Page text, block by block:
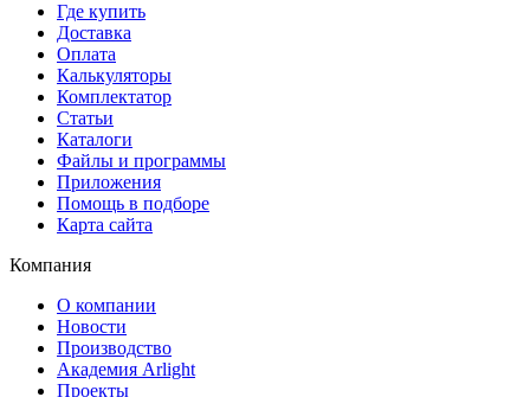
Где купить
Доставка
Оплата
Калькуляторы
Комплектатор
Статьи
Каталоги
Файлы и программы
Приложения
Помощь в подборе
Карта сайта
Компания
О компании
Новости
Производство
Академия Arlight
Проекты